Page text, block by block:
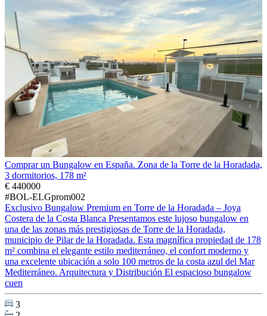
Comprar un Bungalow en España. Zona de la Torre de la Horadada,
3 dormitorios, 178 m²
€ 440000
#BOL-ELGprom002
Exclusivo Bungalow Premium en Torre de la Horadada – Joya
Costera de la Costa Blanca Presentamos este lujoso bungalow en
una de las zonas más prestigiosas de Torre de la Horadada,
municipio de Pilar de la Horadada. Esta magnífica propiedad de 178
m² combina el elegante estilo mediterráneo, el confort moderno y
una excelente ubicación a solo 100 metros de la costa azul del Mar
Mediterráneo. Arquitectura y Distribución El espacioso bungalow
cuen
3